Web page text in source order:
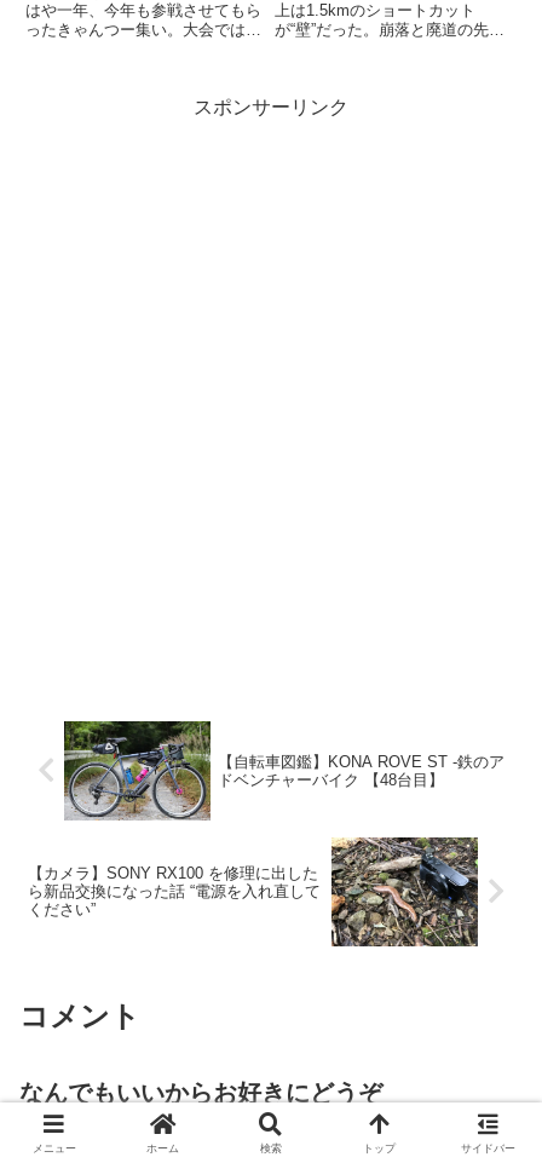
はや一年、今年も参戦させてもら
ったきゃんつー集い。大会ではな
ある醍醐漫の記録を参照された
上は1.5kmのショートカット
が“壁”だった。崩落と廃道の先に
スポンサーリンク
【自転車図鑑】KONA ROVE ST -鉄のア
ドベンチャーバイク 【48台目】
【カメラ】SONY RX100 を修理に出した
ら新品交換になった話 “電源を入れ直して
ください”
コメント
なんでもいいからお好きにどうぞ
メールアドレスが公開されることはありません。
メニュー ホーム 検索 トップ サイドバー